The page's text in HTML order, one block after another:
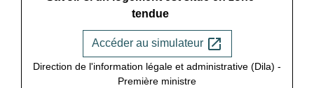
tendue
Accéder au simulateur open_in_new
Direction de l'information légale et administrative (Dila) -
Première ministre